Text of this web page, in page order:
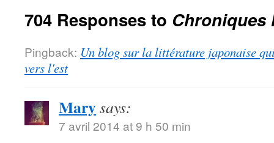
704 Responses to Chroniques
Pingback: Un blog sur la littérature japonaise
vers l'est
Marysays:
7 avril 2014 at 9 h 50 min